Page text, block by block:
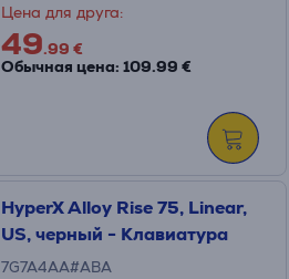
Цена для друга:
49.99 €
Обычная цена: 109.99 €
HyperX Alloy Rise 75, Linear,
US, черный - Клавиатура
7G7A4AA#ABA